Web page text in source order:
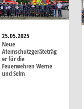
25.05.2025
Neue
Atemschutzgeräteträg
er für die
Feuerwehren Werne
und Selm